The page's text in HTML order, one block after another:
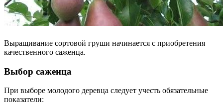
Выращивание сортовой груши начинается с приобретения
качественного саженца.
Выбор саженца
При выборе молодого деревца следует учесть обязательные
показатели: